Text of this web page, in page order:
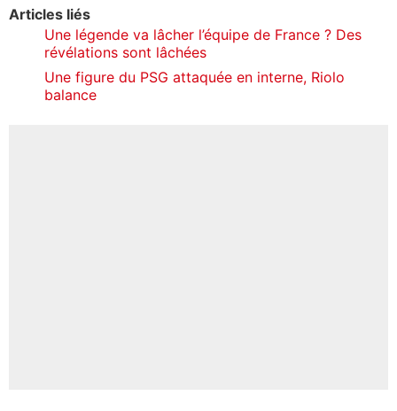
Articles liés
Une légende va lâcher l’équipe de France ? Des
révélations sont lâchées
Une figure du PSG attaquée en interne, Riolo
balance